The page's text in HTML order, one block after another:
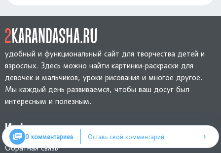
0 комментариев Оставь свой комментарий ›
удобный и функциональный сайт для творчества детей и
взрослых. Здесь можно найти картинки-раскраски для
девочек и мальчиков, уроки рисования и многое другое.
Мы каждый день развиваемся, чтобы ваш досуг был
интересным и полезным.
Информация
Обратная связь